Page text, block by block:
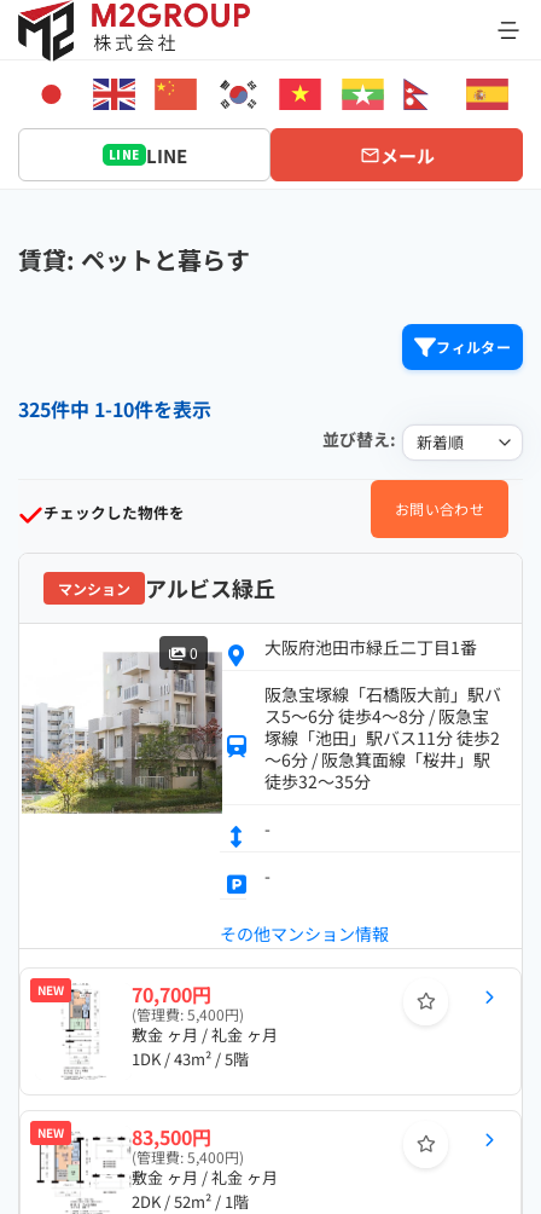
Bỏ
qua
dung
LINE LINE メール
賃貸: ペットと暮らす
フィルター
325件中 1-10件を表示
並び替え:
チェックした物件を お問い合わせ
マンション アルビス緑丘
0
大阪府池田市緑丘二丁目1番
阪急宝塚線「石橋阪大前」駅バ
ス5～6分 徒歩4～8分 / 阪急宝
塚線「池田」駅バス11分 徒歩2
～6分 / 阪急箕面線「桜井」駅
徒歩32～35分
-
-
その他マンション情報
NEW 70,700円
(管理費: 5,400円)
敷金 ヶ月 / 礼金 ヶ月
1DK / 43m² / 5階
NEW 83,500円
(管理費: 5,400円)
敷金 ヶ月 / 礼金 ヶ月
2DK / 52m² / 1階